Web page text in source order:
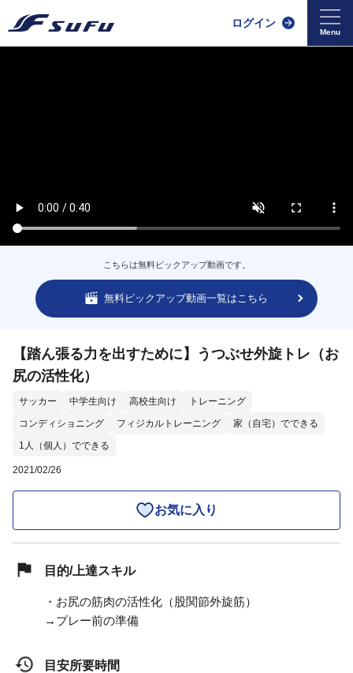
ログイン
こちらは無料ピックアップ動画です。
無料ピックアップ動画一覧はこちら
【踏ん張る力を出すために】うつぶせ外旋トレ（お
尻の活性化）
サッカー 中学生向け 高校生向け
トレーニング
コンディショニング
フィジカルトレーニング
家（自宅）でできる
1人（個人）でできる
2021/02/26
お気に入り
目的/上達スキル
・お尻の筋肉の活性化（股関節外旋筋）
→プレー前の準備
目安所要時間